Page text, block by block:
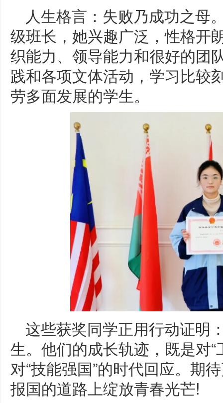
人生格言：失败乃成功之母
级班长，她兴趣广泛，性格开
织能力、领导能力和很好的团
践和各项文体活动，学习比较
劳多面发展的学生。
这些获奖同学正用行动证明
生。他们的成长轨迹，既是对
对“技能强国”的时代回应。期
报国的道路上绽放青春光芒!